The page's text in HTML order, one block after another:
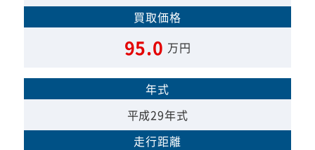
買取価格
95.0 万円
年式
平成29年式
走行距離